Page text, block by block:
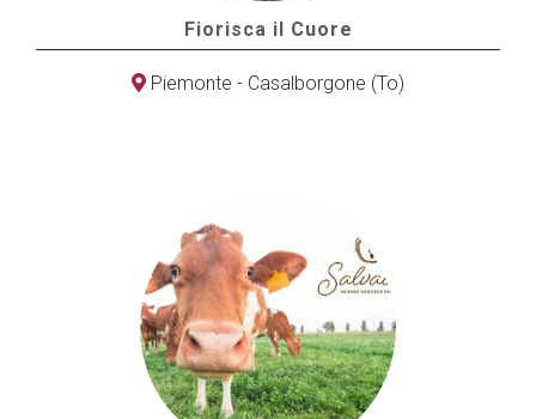
Fiorisca il Cuore
Piemonte - Casalborgone (To)